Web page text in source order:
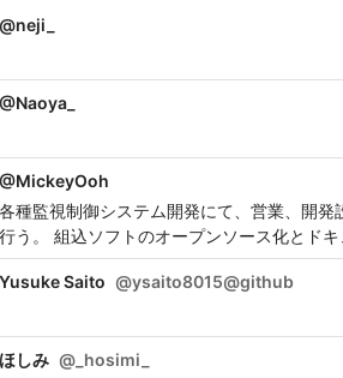
@neji_
@Naoya_
@MickeyOoh
各種監視制御システム開発にて、営業、開
行う。 組込ソフトのオープンソース化とドキ
Yusuke Saito @ysaito8015@github
ほしみ @ _hosimi_